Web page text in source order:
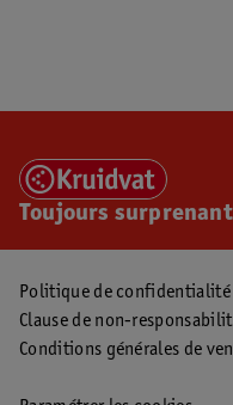
Toujours
Politique de confidentialité
Clause de non-
Conditions générales de